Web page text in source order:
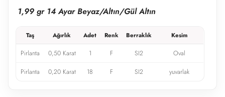
1,99 gr 14 Ayar Beyaz/Altın/Gül Altın
Taş Ağırlık Adet Renk Berraklık Kesim
Pirlanta 0,50 Karat 1 F SI2 Oval
Pirlanta 0,20 Karat 18 F SI2 yuvarlak